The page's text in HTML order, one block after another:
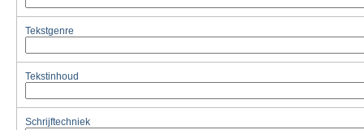
Tekstgenre
Tekstinhoud
Schrijftechniek